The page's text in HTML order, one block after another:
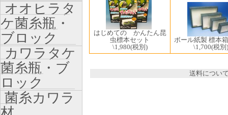
はじめての かんたん昆
虫標本セット
\1,980(税別)
ボール紙製 標本
\1,700(税別)
送料につい
オオヒラタ
ケ菌糸瓶・
ブロック
カワラタケ
菌糸瓶・ブ
ロック
菌糸カワラ